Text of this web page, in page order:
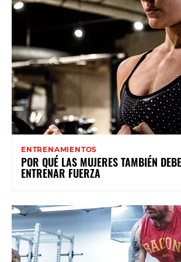
ENTRENAMIENTOS
POR QUÉ LAS MUJERES TAMBIÉN
ENTRENAR FUERZA